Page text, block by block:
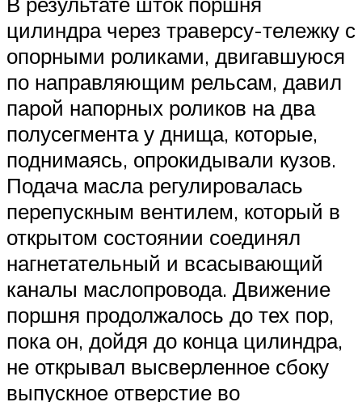
цилиндра через траверсу-тележку с
опорными роликами, двигавшуюся
по направляющим рельсам, давил
парой напорных роликов на два
полусегмента у днища, которые,
поднимаясь, опрокидывали кузов.
Подача масла регулировалась
перепускным вентилем, который в
открытом состоянии соединял
нагнетательный и всасывающий
каналы маслопровода. Движение
поршня продолжалось до тех пор,
пока он, дойдя до конца цилиндра,
не открывал высверленное сбоку
выпускное отверстие во